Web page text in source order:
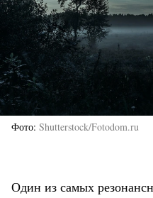
Фото Shutterstock/Fotodom.ru
Один из самых